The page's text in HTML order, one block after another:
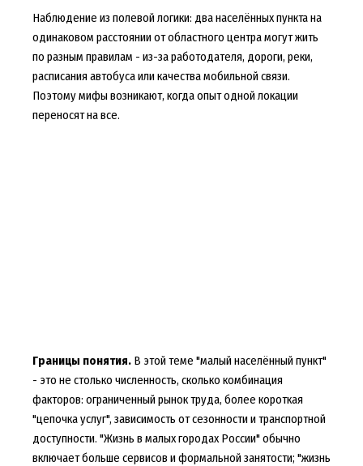
Наблюдение из полевой логики: два населённых пункта на
одинаковом расстоянии от областного центра могут жить
по разным правилам - из-за работодателя, дороги, реки,
расписания автобуса или качества мобильной связи.
Поэтому мифы возникают, когда опыт одной локации
переносят на все.
Границы понятия.В этой теме "малый населённый пункт"
- это не столько численность, сколько комбинация
факторов: ограниченный рынок труда, более короткая
"цепочка услуг", зависимость от сезонности и транспортной
доступности. "Жизнь в малых городах России" обычно
включает больше сервисов и формальной занятости; "жизнь